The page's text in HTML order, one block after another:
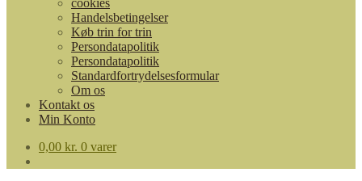
cookies
Handelsbetingelser
Køb trin for trin
Persondatapolitik
Persondatapolitik
Standardfortrydelsesformular
Om os
Kontakt os
Min Konto
0,00 kr. 0 varer